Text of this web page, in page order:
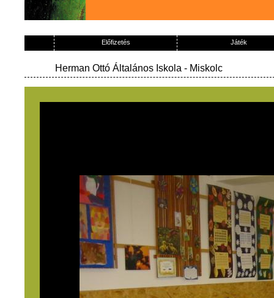
Előfizetés Játék
Herman Ottó Általános Iskola - Miskolc